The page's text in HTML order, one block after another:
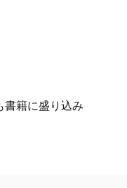
書籍に盛り込み